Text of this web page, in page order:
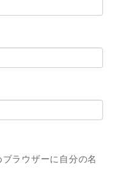
ラウザーに自分の名